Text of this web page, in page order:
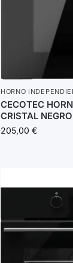
HORNO
CECOTEC
CRISTAL
205,00 €